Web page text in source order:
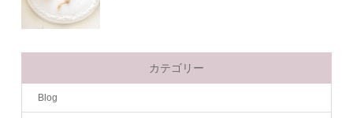
カテゴリー
Blog